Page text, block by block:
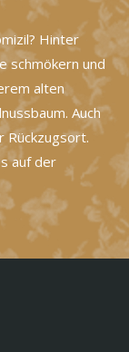
Hinter
schmökern und
alten
Auch
Rückzugsort.
auf der